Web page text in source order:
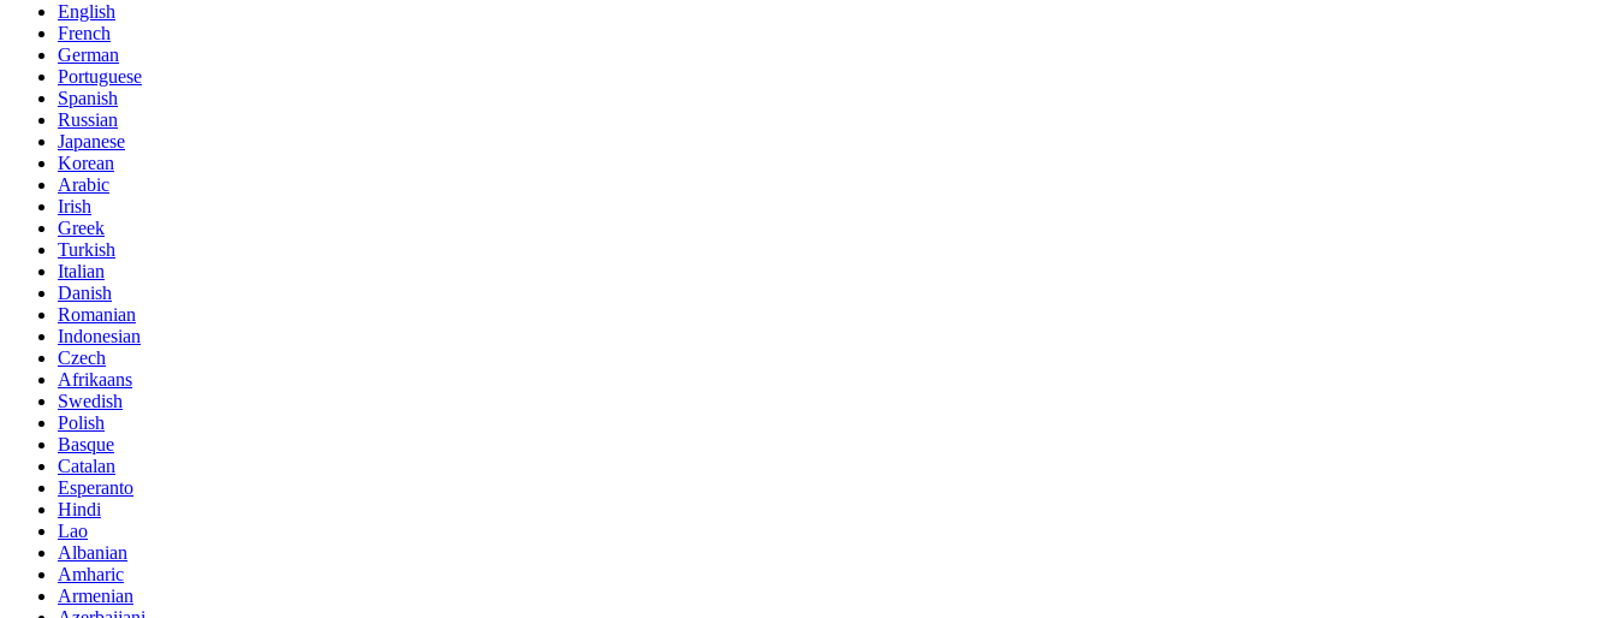
English
French
German
Portuguese
Spanish
Russian
Japanese
Korean
Arabic
Irish
Greek
Turkish
Italian
Danish
Romanian
Indonesian
Czech
Afrikaans
Swedish
Polish
Basque
Catalan
Esperanto
Hindi
Lao
Albanian
Amharic
Armenian